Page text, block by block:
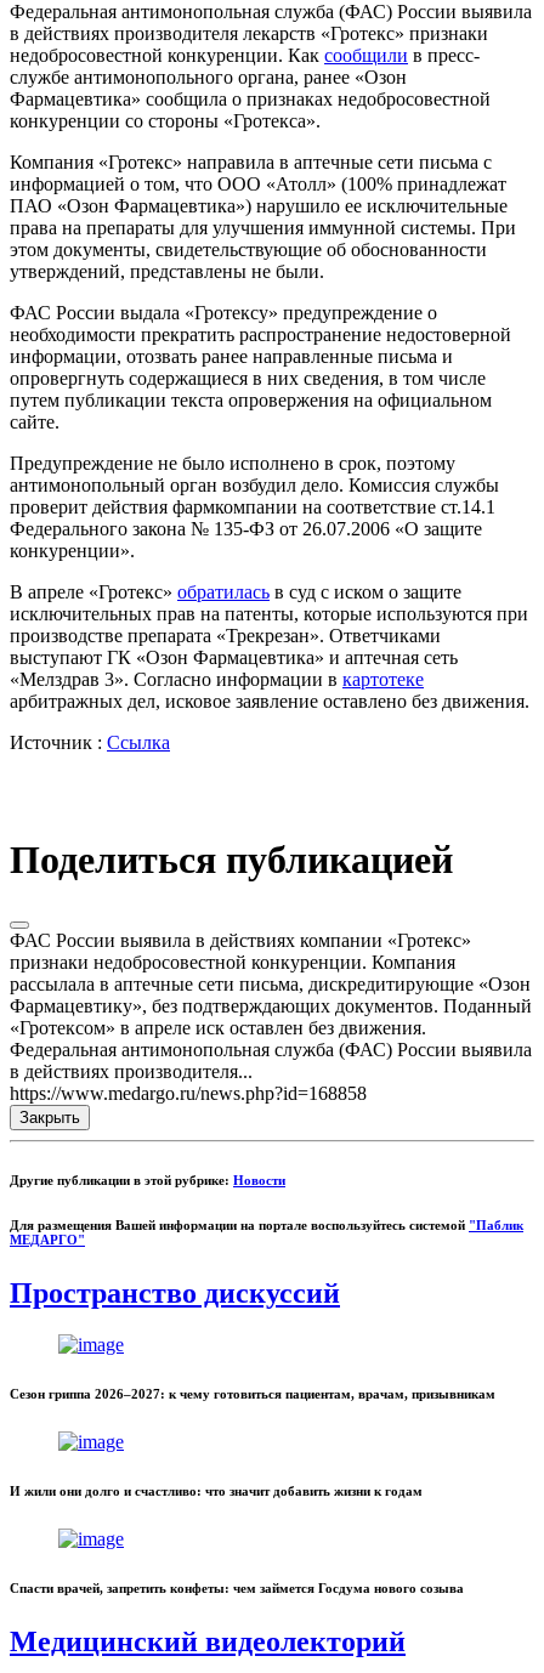
Федеральная антимонопольная служба (ФАС) России выявила
в действиях производителя лекарств «Гротекс» признаки
недобросовестной конкуренции. Как сообщили в пресс-
службе антимонопольного органа, ранее «Озон
Фармацевтика» сообщила о признаках недобросовестной
конкуренции со стороны «Гротекса».
Компания «Гротекс» направила в аптечные сети письма с
информацией о том, что ООО «Атолл» (100% принадлежат
ПАО «Озон Фармацевтика») нарушило ее исключительные
права на препараты для улучшения иммунной системы. При
этом документы, свидетельствующие об обоснованности
утверждений, представлены не были.
ФАС России выдала «Гротексу» предупреждение о
необходимости прекратить распространение недостоверной
информации, отозвать ранее направленные письма и
опровергнуть содержащиеся в них сведения, в том числе
путем публикации текста опровержения на официальном
сайте.
Предупреждение не было исполнено в срок, поэтому
антимонопольный орган возбудил дело. Комиссия службы
проверит действия фармкомпании на соответствие ст.14.1
Федерального закона № 135-ФЗ от 26.07.2006 «О защите
конкуренции».
В апреле «Гротекс» обратилась в суд с иском о защите
исключительных прав на патенты, которые используются при
производстве препарата «Трекрезан». Ответчиками
выступают ГК «Озон Фармацевтика» и аптечная сеть
«Мелздрав 3». Согласно информации в картотеке
арбитражных дел, исковое заявление оставлено без движения.
Источник : Ссылка
Поделиться публикацией
ФАС России выявила в действиях компании «Гротекс»
признаки недобросовестной конкуренции. Компания
рассылала в аптечные сети письма, дискредитирующие «Озон
Фармацевтику», без подтверждающих документов. Поданный
«Гротексом» в апреле иск оставлен без движения.
Федеральная антимонопольная служба (ФАС) России выявила
в действиях производителя...
https://www.medargo.ru/news.php?id=168858
Закрыть
Другие публикации в этой рубрике: Новости
Для размещения Вашей информации на портале воспользуйтесь системой "Паблик
МЕДАРГО"
Пространство дискуссий
Сезон гриппа 2026–2027: к чему готовиться пациентам, врачам, призывникам
И жили они долго и счастливо: что значит добавить жизни к годам
Спасти врачей, запретить конфеты: чем займется Госдума нового созыва
Медицинский видеолекторий